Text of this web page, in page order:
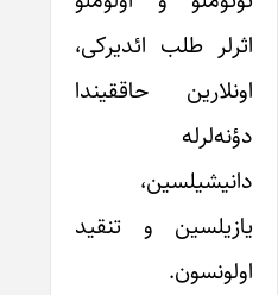
اثرلر طلب ائدیرکی،
اونلارین حاققیندا
دؤنه‌لرله
دانیشیلسین،
یازیلسین و تنقید
اولونسون.